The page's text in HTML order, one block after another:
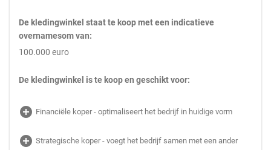
De kledingwinkel staat te koop met een indicatieve
overnamesom van:
100.000 euro
De kledingwinkel is te koop en geschikt voor:
add_circle Financiële koper - optimaliseert het bedrijf in huidige vorm
add_circle Strategische koper - voegt het bedrijf samen met een ander